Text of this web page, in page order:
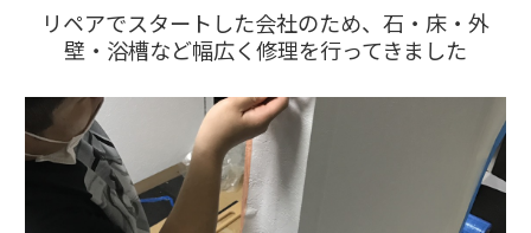
リペアでスタートした会社のため、石・床・外
壁・浴槽など幅広く修理を行ってきました